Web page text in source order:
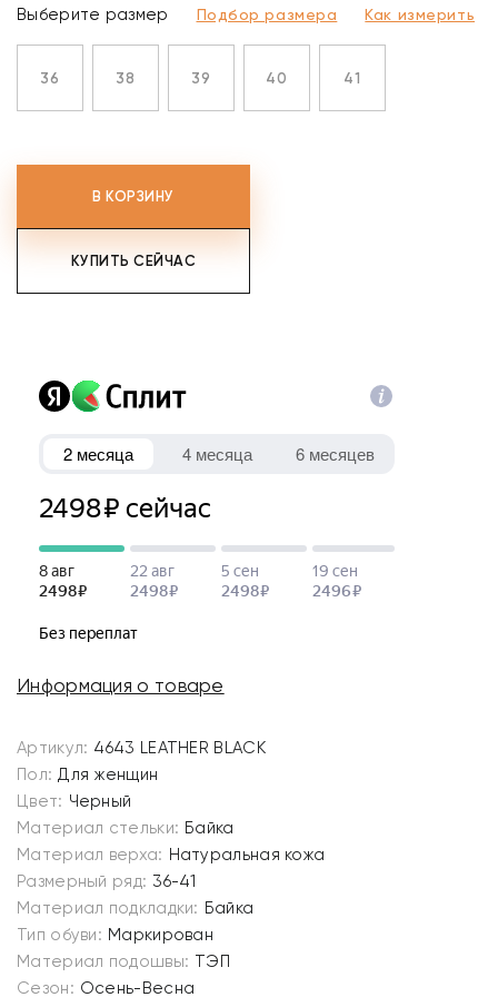
Выберите размер Подбор размера Как измерить
36 38 39 40 41
В КОРЗИНУ
КУПИТЬ СЕЙЧАС
Информация о товаре
Артикул: 4643 LEATHER BLACK
Пол: Для женщин
Цвет: Черный
Материал стельки: Байка
Материал верха: Натуральная кожа
Размерный ряд: 36-41
Материал подкладки: Байка
Тип обуви: Маркирован
Материал подошвы: ТЭП
Сезон: Осень-Весна